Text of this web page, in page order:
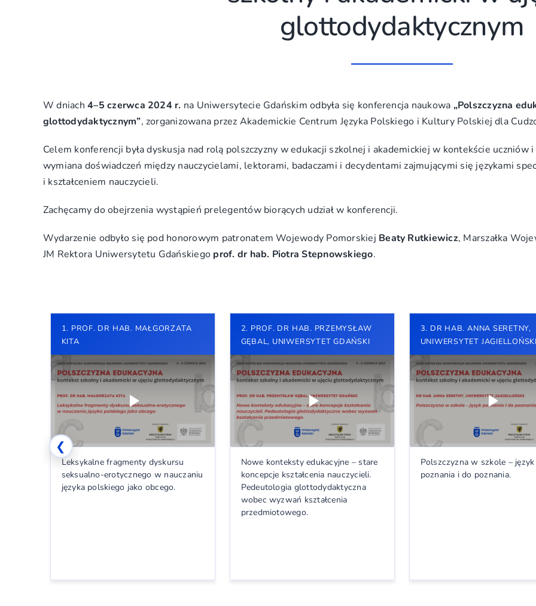
glottodydaktycznym
W dniach4–5 czerwca 2024 r. na Uniwersytecie Gdańskim odbyła się konferencja naukowa „Polszczyzna
glottodydaktycznym”, zorganizowana przez Akademickie Centrum Języka Polskiego i Kultury Polskiej dla
Celem konferencji była dyskusja nad rolą polszczyzny w edukacji szkolnej i akademickiej w kontekście
wymiana doświadczeń między nauczycielami, lektorami, badaczami i decydentami zajmującymi się językami
i kształceniem nauczycieli.
Zachęcamy do obejrzenia wystąpień prelegentów biorących udział w konferencji.
Wydarzenie odbyło się pod honorowym patronatem Wojewody Pomorskiej Beaty Rutkiewicz, Marszałka
JM Rektora Uniwersytetu Gdańskiego prof. dr hab. Piotra Stepnowskiego.
❮
1. PROF. DR HAB. MAŁGORZATA
KITA
Leksykalne fragmenty dyskursu
seksualno-erotycznego w nauczaniu
języka polskiego jako obcego.
2. PROF. DR HAB. PRZEMYSŁAW
GĘBAL, UNIWERSYTET GDAŃSKI
Nowe konteksty edukacyjne – stare
koncepcje kształcenia nauczycieli.
Pedeutologia glottodydaktyczna
wobec wyzwań kształcenia
przedmiotowego.
3. DR HAB. ANNA SERETNY,
UNIWERSYTET JAGIELLOŃSKI
Polszczyzna w szkole – język
poznania i do poznania.